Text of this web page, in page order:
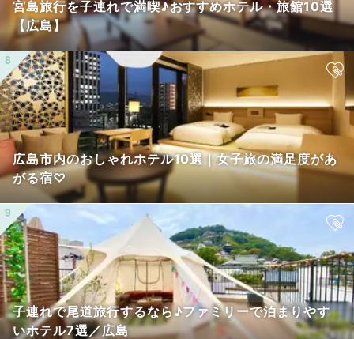
宮島旅行を子連れで満喫♪おすすめホテル・旅館10選
【広島】
広島市内のおしゃれホテル10選｜女子旅の満足度があ
がる宿♡
子連れで尾道旅行するなら♪ファミリーで泊まりやす
いホテル7選／広島